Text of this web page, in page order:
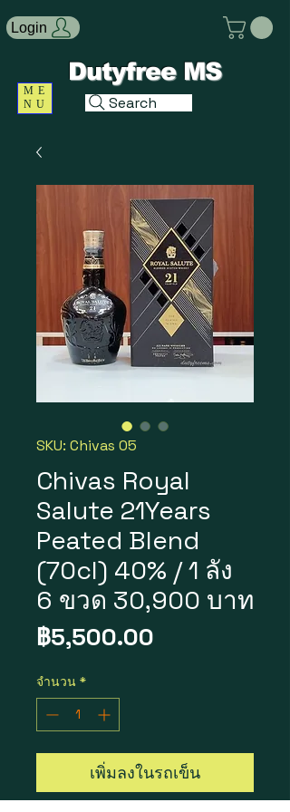
ME
NU
Search
Login
Dutyfree MS
SKU: Chivas 05
Chivas Royal
Salute 21Years
Peated Blend
(70cl) 40% / 1 ลัง
6 ขวด 30,900 บาท
฿5,500.00
จำนวน *
เพิ่มลงในรถเข็น